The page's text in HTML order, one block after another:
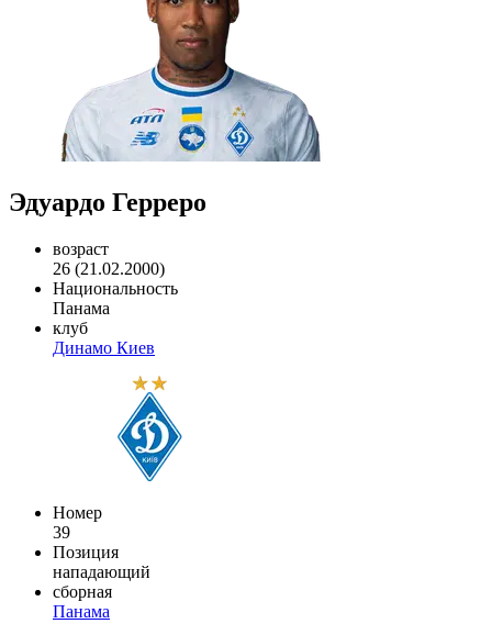
Эдуардо Герреро
возраст
26 (21.02.2000)
Национальность
Панама
клуб
Динамо Киев
Номер
39
Позиция
нападающий
сборная
Панама